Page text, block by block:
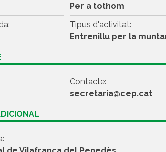
Per a tothom
Tipus d'activitat:
Entrenillu per la
Contacte:
secretaria@cep.cat